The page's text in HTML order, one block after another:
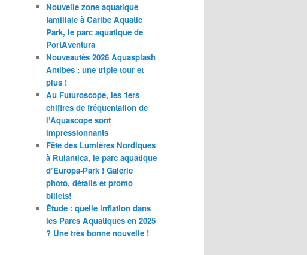
Nouvelle zone aquatique
familiale à Caribe Aquatic
Park, le parc aquatique de
PortAventura
Nouveautés 2026 Aquasplash
Antibes : une triple tour et
plus !
Au Futuroscope, les 1ers
chiffres de fréquentation de
l’Aquascope sont
impressionnants
Fête des Lumières Nordiques
à Rulantica, le parc aquatique
d’Europa-Park ! Galerie
photo, détails et promo
billets!
Étude : quelle inflation dans
les Parcs Aquatiques en 2025
? Une très bonne nouvelle !